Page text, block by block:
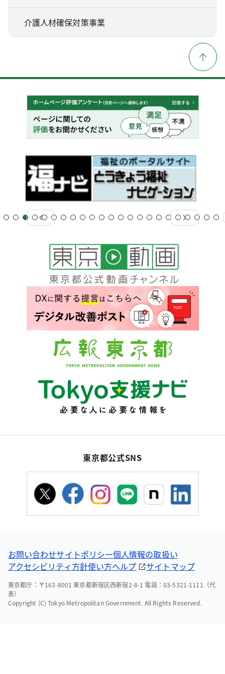
介護人材確保対策事業
東京都公式SNS
お問い合わせサイトポリシー個人情報の取扱い
アクセシビリティ方針使い方ヘルプ サイトマップ
東京都庁：〒163-8001 東京都新宿区西新宿2-8-1 電話：03-5321-1111（代
表）
Copyright (C) Tokyo Metropolitan Government. All Rights Reserved.